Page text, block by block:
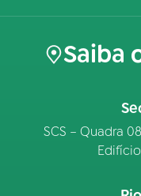
Saiba
SCS – Quadra